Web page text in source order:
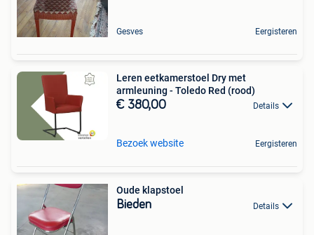
Gesves Eergisteren
Leren eetkamerstoel Dry met
armleuning - Toledo Red (rood)
€ 380,00 Details
Bezoek website Eergisteren
Oude klapstoel
Bieden Details